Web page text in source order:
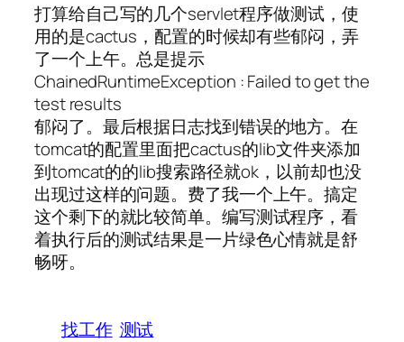
打算给自己写的几个servlet程序做测试，使
用的是cactus，配置的时候却有些郁闷，弄
了一个上午。总是提示
ChainedRuntimeException : Failed to get the
test results
郁闷了。最后根据日志找到错误的地方。在
tomcat的配置里面把cactus的lib文件夹添加
到tomcat的的lib搜索路径就ok，以前却也没
出现过这样的问题。费了我一个上午。搞定
这个剩下的就比较简单。编写测试程序，看
着执行后的测试结果是一片绿色心情就是舒
畅呀。
找工作 测试